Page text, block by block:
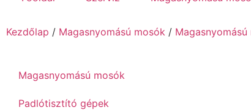
Kezdőlap / Magasnyomású mosók /
Magasnyomású mosók
Padlótisztító gépek